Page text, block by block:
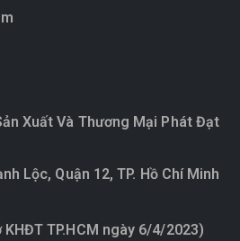
Xuất Và Thương Mại Phát Đạt
Lộc, Quận 12, TP. Hồ Chí Minh
TP.HCM ngày 6/4/2023)